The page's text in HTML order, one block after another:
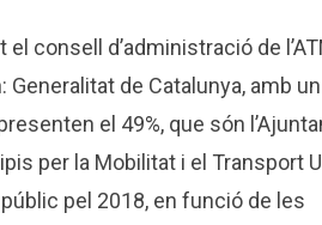
consell d’administració de
de Catalunya, amb un
el 49%, que són
per la Mobilitat i el Transport
pel 2018, en funció de les